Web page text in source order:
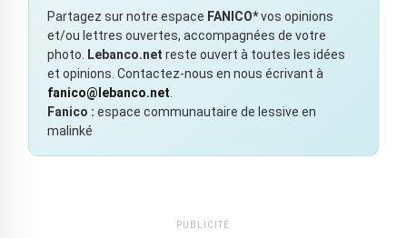
Partagez sur notre espace FANICO*vos opinions
et/ou lettres ouvertes, accompagnées de votre
photo.
Lebanco.net reste ouvert à toutes les idées
et opinions. Contactez-nous en nous écrivant à
fanico@lebanco.net
Fanico : espace communautaire de lessive en
malinké
PUBLICITÉ